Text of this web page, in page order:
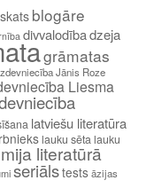
blogāre
divvalodībadzeja
grāmatas
Jānis Roze
Liesma
latviešu literatūra
lauku sēta lauku
literatūrā
seriālstests āzijas